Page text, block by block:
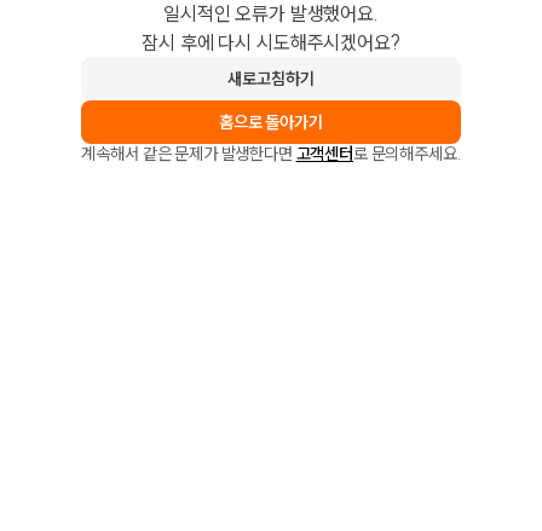
일시적인 오류가 발생했어요.
잠시 후에 다시 시도해주시겠어요?
새로고침하기
홈으로 돌아가기
계속해서 같은 문제가 발생한다면 고객센터로 문의해주세요.